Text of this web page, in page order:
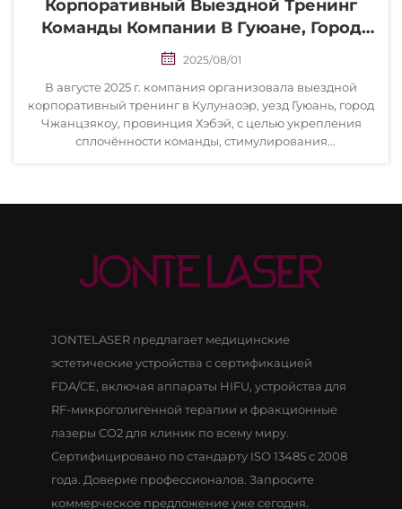
Корпоративный Выездной Тренинг
Команды Компании В Гуюане, Город
Чжанцзякоу, Направленный На
Коллектива
2025/08/01
В августе 2025 г. компания организовала выездной
корпоративный тренинг в Кулунаоэр, уезд Гуюань, город
Чжанцзякоу, провинция Хэбэй, с целью укрепления
сплочённости команды, стимулирования
JONTELASER предлагает медицинские
эстетические устройства с сертификацией
FDA/CE, включая аппараты HIFU, устройства для
RF-микроголигенной терапии и фракционные
лазеры CO2 для клиник по всему миру.
Сертифицировано по стандарту ISO 13485 с 2008
года. Доверие профессионалов. Запросите
коммерческое предложение уже сегодня.